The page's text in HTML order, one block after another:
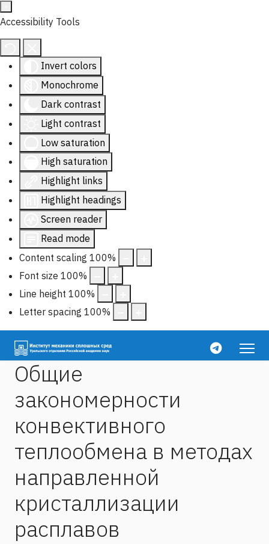
Accessibility Tools
Invert colors
Monochrome
Dark contrast
Light contrast
Low saturation
High saturation
Highlight links
Highlight headings
Screen reader
Read mode
Content scaling 100%
Font size 100%
Line height 100%
Letter spacing 100%
Общие
закономерности
конвективного
теплообмена в методах
направленной
кристаллизации
расплавов